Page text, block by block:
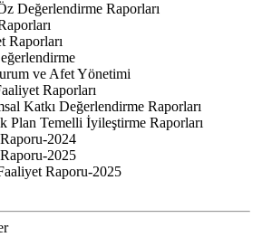
Değerlendirme Raporları
Raporları
ve Afet Yönetimi
Raporları
Katkı Değerlendirme Raporları
Plan Temelli İyileştirme Raporları
2024
2025
Raporu-2025